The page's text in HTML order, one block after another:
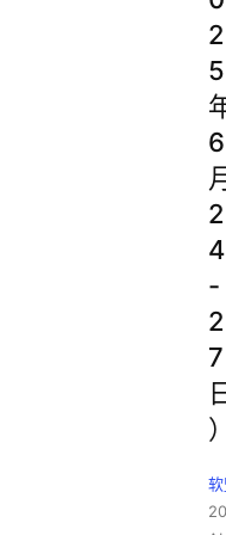
2
5
6
2
4
-
2
7